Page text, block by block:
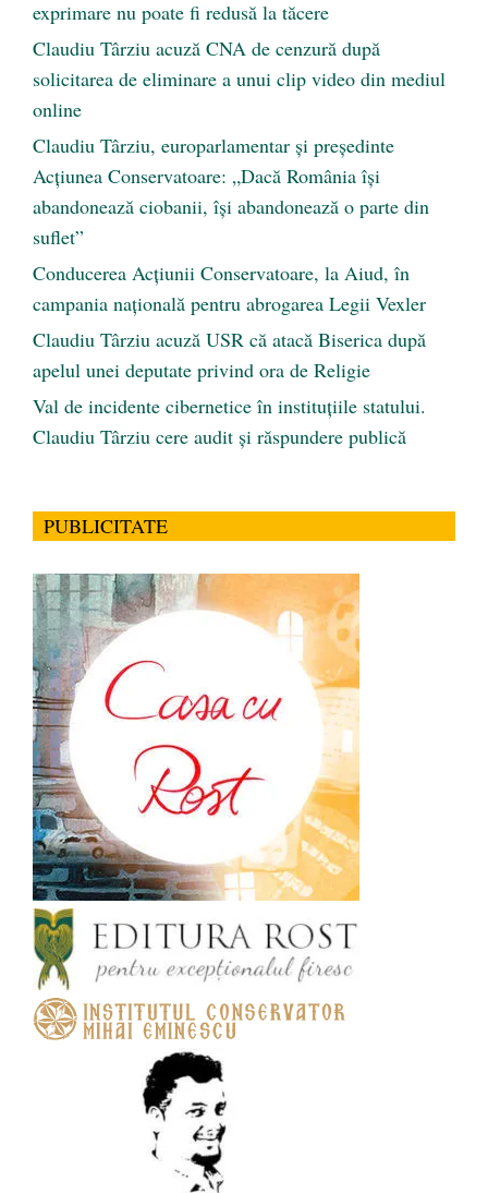
exprimare nu poate fi redusă la tăcere
Claudiu Târziu acuză CNA de cenzură după
solicitarea de eliminare a unui clip video din mediul
online
Claudiu Târziu, europarlamentar și președinte
Acțiunea Conservatoare: „Dacă România își
abandonează ciobanii, își abandonează o parte din
suflet”
Conducerea Acțiunii Conservatoare, la Aiud, în
campania națională pentru abrogarea Legii Vexler
Claudiu Târziu acuză USR că atacă Biserica după
apelul unei deputate privind ora de Religie
Val de incidente cibernetice în instituțiile statului.
Claudiu Târziu cere audit și răspundere publică
PUBLICITATE